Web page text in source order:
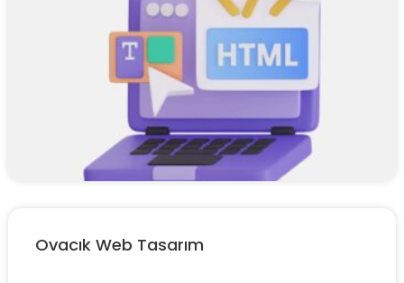
Ovacık Web Tasarım